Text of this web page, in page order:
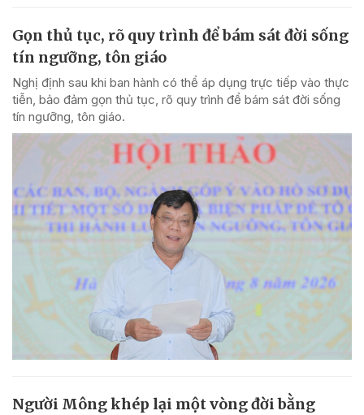
Gọn thủ tục, rõ quy trình để bám sát đời sống
tín ngưỡng, tôn giáo
Nghị định sau khi ban hành có thể áp dụng trực tiếp vào thực
tiễn, bảo đảm gọn thủ tục, rõ quy trình để bám sát đời sống
tín ngưỡng, tôn giáo.
Người Mông khép lại một vòng đời bằng